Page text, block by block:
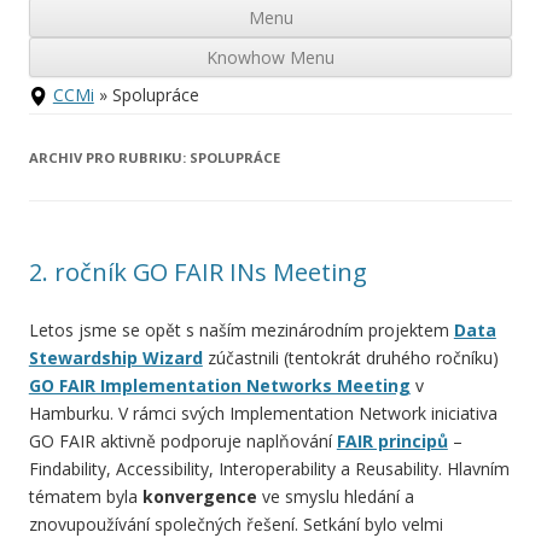
Menu
Knowhow Menu
Přejít
k CCMi » Spolupráce
ARCHIV PRO RUBRIKU: SPOLUPRÁCE
2. ročník GO FAIR INs Meeting
Letos jsme se opět s naším mezinárodním projektem Data
Stewardship Wizardzúčastnili (tentokrát druhého ročníku)
GO FAIR Implementation Networks Meeting v
Hamburku. V rámci svých Implementation Network iniciativa
GO FAIR aktivně podporuje naplňování FAIR principů–
Findability, Accessibility, Interoperability a Reusability. Hlavním
tématem byla konvergence ve smyslu hledání a
znovupoužívání společných řešení. Setkání bylo velmi